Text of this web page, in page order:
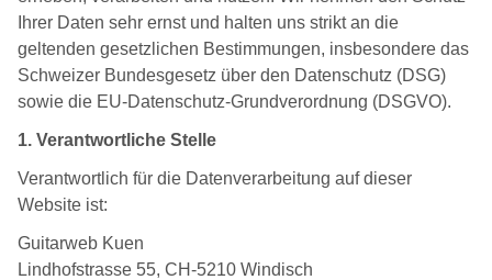
Ihrer Daten sehr ernst und halten uns strikt an die
geltenden gesetzlichen Bestimmungen, insbesondere das
Schweizer Bundesgesetz über den Datenschutz (DSG)
sowie die EU-Datenschutz-Grundverordnung (DSGVO).
1. Verantwortliche Stelle
Verantwortlich für die Datenverarbeitung auf dieser
Website ist:
Guitarweb Kuen
Lindhofstrasse 55, CH-5210 Windisch